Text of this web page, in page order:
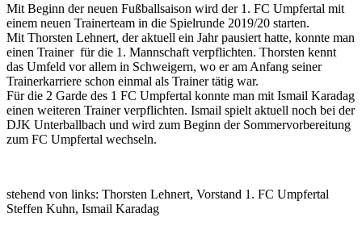
Mit Beginn der neuen Fußballsaison wird der 1. FC Umpfertal mit
einem neuen Trainerteam in die Spielrunde 2019/20 starten.
Mit Thorsten Lehnert, der aktuell ein Jahr pausiert hatte, konnte man
einen Trainer für die 1. Mannschaft verpflichten. Thorsten kennt
das Umfeld vor allem in Schweigern, wo er am Anfang seiner
Trainerkarriere schon einmal als Trainer tätig war.
Für die 2 Garde des 1 FC Umpfertal konnte man mit Ismail Karadag
einen weiteren Trainer verpflichten. Ismail spielt aktuell noch bei der
DJK Unterballbach und wird zum Beginn der Sommervorbereitung
zum FC Umpfertal wechseln.
stehend von links: Thorsten Lehnert, Vorstand 1. FC Umpfertal
Steffen Kuhn, Ismail Karadag